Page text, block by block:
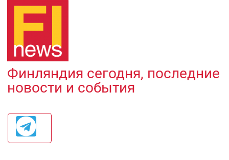
Финляндия сегодня, последние
новости и события